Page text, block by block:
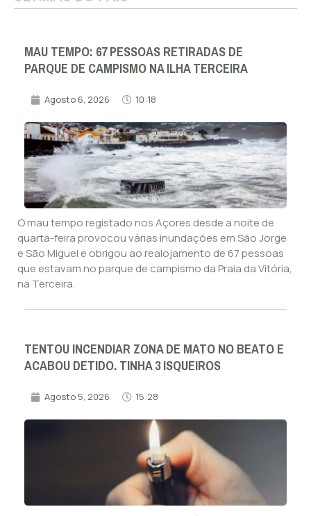
MAU TEMPO: 67 PESSOAS RETIRADAS DE
PARQUE DE CAMPISMO NA ILHA TERCEIRA
Agosto 6, 2026 10:18
O mau tempo registado nos Açores desde a noite de
quarta-feira provocou várias inundações em São Jorge
e São Miguel e obrigou ao realojamento de 67 pessoas
que estavam no parque de campismo da Praia da Vitória,
na Terceira.
TENTOU INCENDIAR ZONA DE MATO NO BEATO E
ACABOU DETIDO. TINHA 3 ISQUEIROS
Agosto 5, 2026 15:28